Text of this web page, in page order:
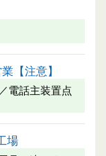
【注意】
電話主装置点
場